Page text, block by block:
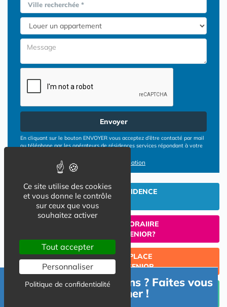
Ville recherchée *
Envoyer
En cliquant sur le bouton ENVOYER vous acceptez d’être contacté par mail
ou téléphone par les opérateurs de résidences services répondant à votre
Conditions d'utilisation
INVESTIR EN RESIDENCE
SENIOR
UN SEJOUR TEMPORAIIRE
EN RESIDENCE SENIOR?
TROUVER UNE PLACE
EN RESIDENCE SENIOR
Céder un lot acquis en Résidence Senior (investissement
Lmp/Lmnp)
Besoin d'informations ? Faites vous
accompagner !
Ce site utilise des cookies
et vous donne le contrôle
sur ceux que vous
souhaitez activer
Tout accepter
Personnaliser
Politique de confidentialité